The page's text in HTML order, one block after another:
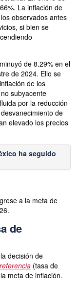
La inflación de
observados antes
si bien se
de 8.29% en el
de 2024. Ello se
de los
subyacente
por la reducción
de
elevado los precios
ha seguido
a la meta de
de
decisión de
(tasa de
meta de inflación.